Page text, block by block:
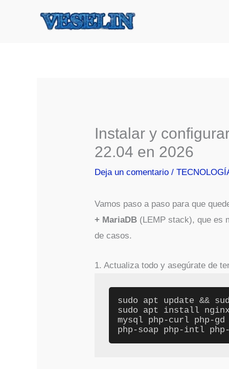
Instalar y
22.04 en 2026
Deja un comentario /
Vamos paso a paso para que
+ MariaDB (LEMP stack), que es
de casos.
1. Actualiza todo y asegúrate de
sudo apt update &&
sudo apt install nginx
mysql php-curl php-gd
php-soap php-intl